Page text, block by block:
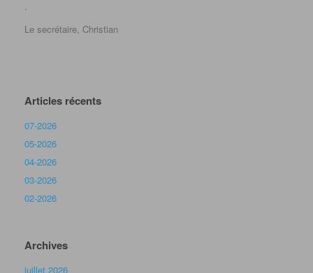
Le secrétaire, Christian
Articles récents
07-2026
05-2026
04-2026
03-2026
02-2026
Archives
juillet 2026